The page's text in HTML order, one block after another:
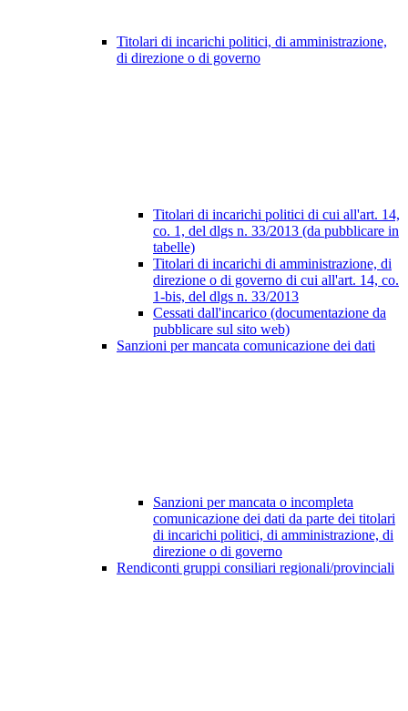
Titolari di incarichi politici, di amministrazione,
di direzione o di governo
Titolari di incarichi politici di cui all'art. 14,
co. 1, del dlgs n. 33/2013 (da pubblicare in
tabelle)
Titolari di incarichi di amministrazione, di
direzione o di governo di cui all'art. 14, co.
1-bis, del dlgs n. 33/2013
Cessati dall'incarico (documentazione da
pubblicare sul sito web)
Sanzioni per mancata comunicazione dei dati
Sanzioni per mancata o incompleta
comunicazione dei dati da parte dei titolari
di incarichi politici, di amministrazione, di
direzione o di governo
Rendiconti gruppi consiliari regionali/provinciali